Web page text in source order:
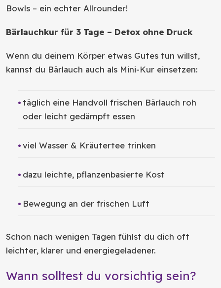
Bowls – ein echter Allrounder!
Bärlauchkur für 3 Tage – Detox ohne Druck
Wenn du deinem Körper etwas Gutes tun willst,
kannst du Bärlauch auch als Mini-Kur einsetzen:
täglich eine Handvoll frischen Bärlauch roh
oder leicht gedämpft essen
viel Wasser & Kräutertee trinken
dazu leichte, pflanzenbasierte Kost
Bewegung an der frischen Luft
Schon nach wenigen Tagen fühlst du dich oft
leichter, klarer und energiegeladener.
Wann solltest du vorsichtig sein?